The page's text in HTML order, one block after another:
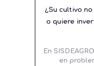
¿Su cultivo
o quiere
En
en